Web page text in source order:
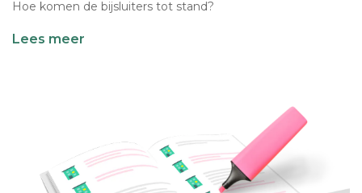
Hoe komen de bijsluiters tot stand?
Lees meer